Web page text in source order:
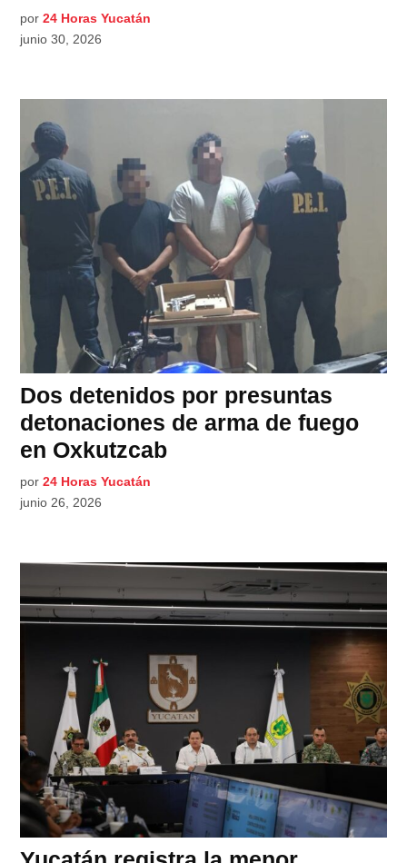
por 24 Horas Yucatán
junio 30, 2026
Dos detenidos por presuntas
detonaciones de arma de fuego
en Oxkutzcab
por 24 Horas Yucatán
junio 26, 2026